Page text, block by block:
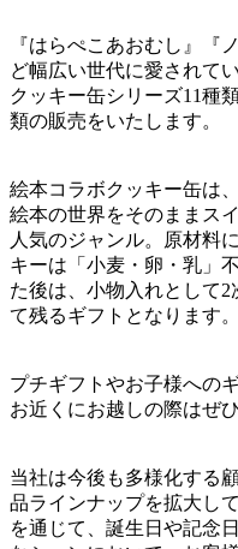
『はらぺこあおむし』『
ど幅広い世代に愛されて
クッキー缶シリーズ11種
類の販売をいたします。
絵本コラボクッキー缶は
絵本の世界をそのままス
人気のジャンル。原材料
キーは「小麦・卵・乳」
た後は、小物入れとして
て残るギフトとなります。
プチギフトやお子様への
お近くにお越しの際はぜ
当社は今後も多様化する
品ラインナップを拡大し
を通じて、誕生日や記念